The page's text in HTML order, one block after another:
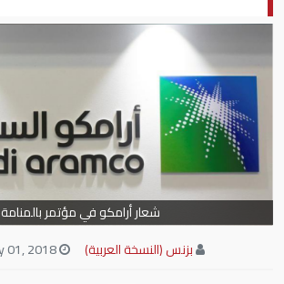
شعار أرامكو في مؤتمر بالمنامة
بزنس (النسخة العربية)